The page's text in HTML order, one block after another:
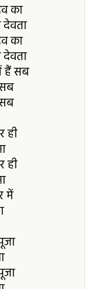
का
का
हैं सब
ही
ही
में